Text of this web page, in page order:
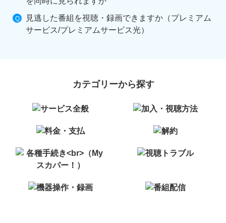
見逃した番組を視聴・録画できますか（プレミアム
サービス/プレミアムサービス光）
カテゴリーから探す